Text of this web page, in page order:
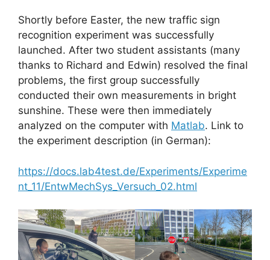
Shortly before Easter, the new traffic sign
recognition experiment was successfully
launched. After two student assistants (many
thanks to Richard and Edwin) resolved the final
problems, the first group successfully
conducted their own measurements in bright
sunshine. These were then immediately
analyzed on the computer with Matlab. Link to
the experiment description (in German):
https://docs.lab4test.de/Experiments/Experime
nt_11/EntwMechSys_Versuch_02.html